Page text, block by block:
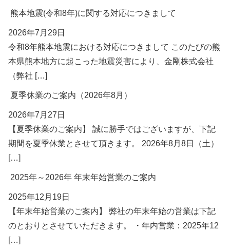
熊本地震(令和8年)に関する対応につきまして
2026年7月29日
令和8年熊本地震における対応につきまして このたびの熊
本県熊本地方に起こった地震災害により、金剛株式会社
（弊社 […]
夏季休業のご案内（2026年8月）
2026年7月27日
【夏季休業のご案内】 誠に勝手ではございますが、下記
期間を夏季休業とさせて頂きます。 2026年8月8日（土）
[…]
2025年～2026年 年末年始営業のご案内
2025年12月19日
【年末年始営業のご案内】 弊社の年末年始の営業は下記
のとおりとさせていただきます。 ・年内営業：2025年12
[…]